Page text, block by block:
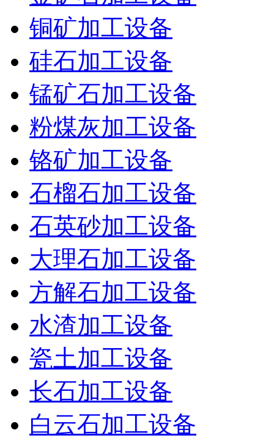
铜矿加工设备
硅石加工设备
锰矿石加工设备
粉煤灰加工设备
铬矿加工设备
石榴石加工设备
石英砂加工设备
大理石加工设备
方解石加工设备
水渣加工设备
瓷土加工设备
长石加工设备
白云石加工设备